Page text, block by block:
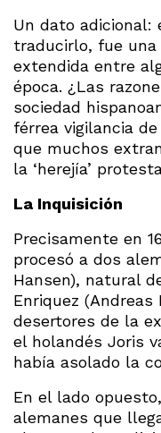
Un dato adicional:
traducirlo, fue
extendida entre
época. ¿Las
sociedad
férrea vigilancia
que muchos
la ‘herejía’
La Inquisición
Precisamente en
procesó a dos
Hansen), natural
Enriquez (Andreas
desertores de la
el holandés Joris
había asolado la
En el lado
alemanes que